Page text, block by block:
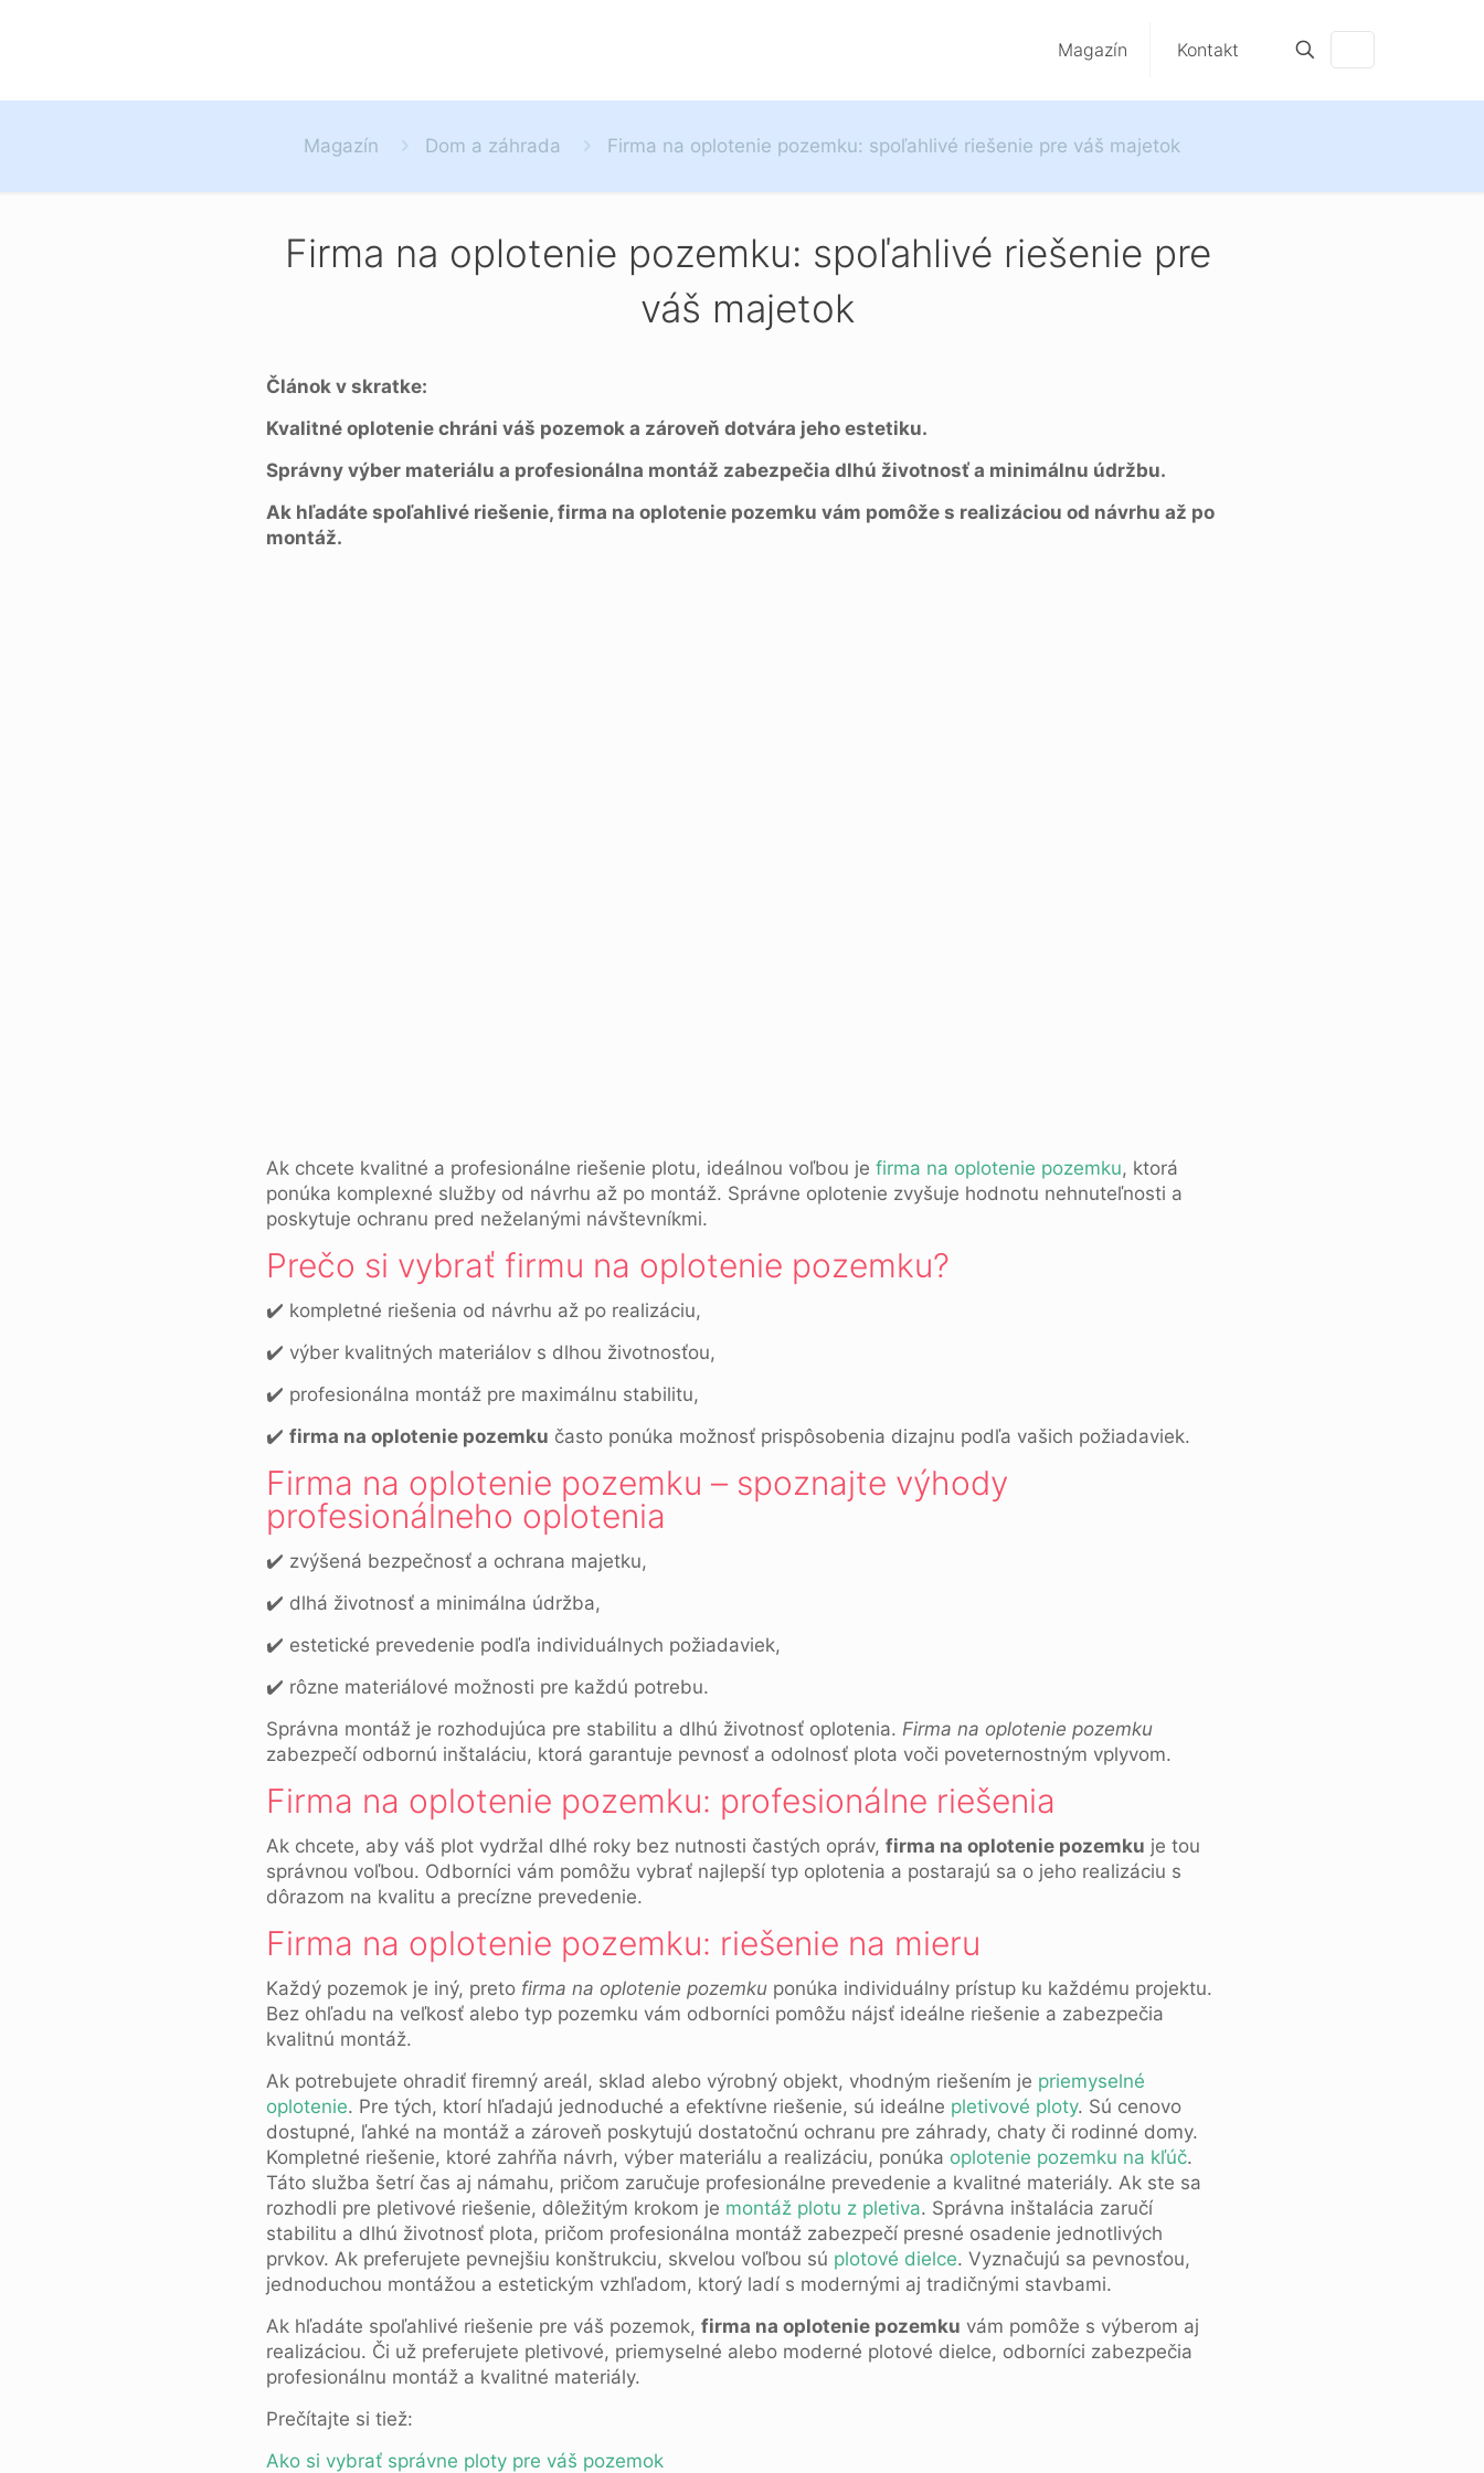
Magazín Kontakt
Magazín Dom a záhrada Firma na oplotenie pozemku: spoľahlivé riešenie pre váš majetok
Firma na oplotenie pozemku: spoľahlivé riešenie pre
váš majetok
Článok v skratke:
Kvalitné oplotenie chráni váš pozemok a zároveň dotvára jeho estetiku.
Správny výber materiálu a profesionálna montáž zabezpečia dlhú životnosť a minimálnu údržbu.
Ak hľadáte spoľahlivé riešenie, firma na oplotenie pozemku vám pomôže s realizáciou od návrhu až po
montáž.
Ak chcete kvalitné a profesionálne riešenie plotu, ideálnou voľbou je firma na oplotenie pozemku, ktorá
ponúka komplexné služby od návrhu až po montáž. Správne oplotenie zvyšuje hodnotu nehnuteľnosti a
poskytuje ochranu pred neželanými návštevníkmi.
Prečo si vybrať firmu na oplotenie pozemku?
✔️ kompletné riešenia od návrhu až po realizáciu,
✔️ výber kvalitných materiálov s dlhou životnosťou,
✔️ profesionálna montáž pre maximálnu stabilitu,
✔️ firma na oplotenie pozemku často ponúka možnosť prispôsobenia dizajnu podľa vašich požiadaviek.
Firma na oplotenie pozemku – spoznajte výhody
profesionálneho oplotenia
✔️ zvýšená bezpečnosť a ochrana majetku,
✔️ dlhá životnosť a minimálna údržba,
✔️ estetické prevedenie podľa individuálnych požiadaviek,
✔️ rôzne materiálové možnosti pre každú potrebu.
Správna montáž je rozhodujúca pre stabilitu a dlhú životnosť oplotenia. Firma na oplotenie pozemku
zabezpečí odbornú inštaláciu, ktorá garantuje pevnosť a odolnosť plota voči poveternostným vplyvom.
Firma na oplotenie pozemku: profesionálne riešenia
Ak chcete, aby váš plot vydržal dlhé roky bez nutnosti častých opráv, firma na oplotenie pozemku je tou
správnou voľbou. Odborníci vám pomôžu vybrať najlepší typ oplotenia a postarajú sa o jeho realizáciu s
dôrazom na kvalitu a precízne prevedenie.
Firma na oplotenie pozemku: riešenie na mieru
Každý pozemok je iný, preto firma na oplotenie pozemkuponúka individuálny prístup ku každému projektu.
Bez ohľadu na veľkosť alebo typ pozemku vám odborníci pomôžu nájsť ideálne riešenie a zabezpečia
kvalitnú montáž.
Ak potrebujete ohradiť firemný areál, sklad alebo výrobný objekt, vhodným riešením je priemyselné
oplotenie. Pre tých, ktorí hľadajú jednoduché a efektívne riešenie, sú ideálne pletivové ploty. Sú cenovo
dostupné, ľahké na montáž a zároveň poskytujú dostatočnú ochranu pre záhrady, chaty či rodinné domy.
Kompletné riešenie, ktoré zahŕňa návrh, výber materiálu a realizáciu, ponúka oplotenie pozemku na kľúč.
Táto služba šetrí čas aj námahu, pričom zaručuje profesionálne prevedenie a kvalitné materiály. Ak ste sa
rozhodli pre pletivové riešenie, dôležitým krokom je montáž plotu z pletiva. Správna inštalácia zaručí
stabilitu a dlhú životnosť plota, pričom profesionálna montáž zabezpečí presné osadenie jednotlivých
prvkov. Ak preferujete pevnejšiu konštrukciu, skvelou voľbou sú plotové dielce. Vyznačujú sa pevnosťou,
jednoduchou montážou a estetickým vzhľadom, ktorý ladí s modernými aj tradičnými stavbami.
Ak hľadáte spoľahlivé riešenie pre váš pozemok, firma na oplotenie pozemku vám pomôže s výberom aj
realizáciou. Či už preferujete pletivové, priemyselné alebo moderné plotové dielce, odborníci zabezpečia
profesionálnu montáž a kvalitné materiály.
Prečítajte si tiež:
Ako si vybrať správne ploty pre váš pozemok